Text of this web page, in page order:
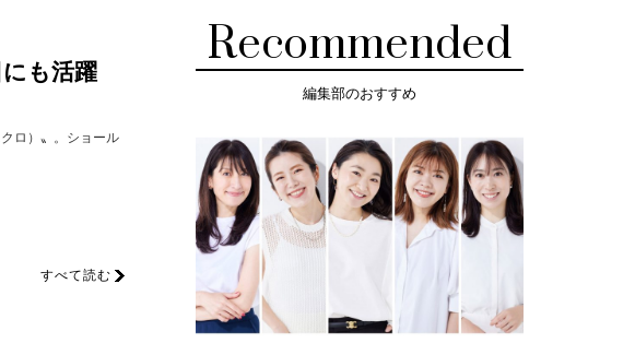
にも活躍
ロ）〟。ショール
すべて読む
Recommended
編集部のおすすめ